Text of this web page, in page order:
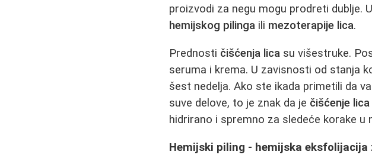
proizvodi za negu mogu prodreti dublje.
hemijskog pilinga ili mezoterapije lica.
Prednosti čišćenja lica su višestruke.
seruma i krema. U zavisnosti od stanja
šest nedelja. Ako ste ikada primetili da
suve delove, to je znak da je čišćenje lica
hidrirano i spremno za sledeće korake u
Hemijski piling - hemijska eksfolijacija